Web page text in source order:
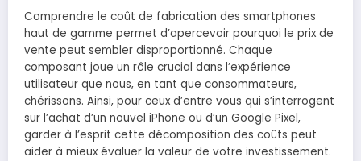
Comprendre le coût de fabrication des smartphones
haut de gamme permet d’apercevoir pourquoi le prix de
vente peut sembler disproportionné. Chaque
composant joue un rôle crucial dans l’expérience
utilisateur que nous, en tant que consommateurs,
chérissons. Ainsi, pour ceux d’entre vous qui s’interrogent
sur l’achat d’un nouvel iPhone ou d’un Google Pixel,
garder à l’esprit cette décomposition des coûts peut
aider à mieux évaluer la valeur de votre investissement.